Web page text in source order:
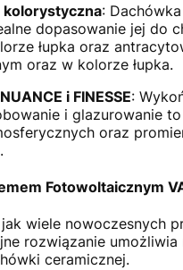
kolorystyczna:
dopasowanie jej do
łupka oraz
oraz w kolorze łupka.
i FINESSE:
i glazurowanie
oraz
Fotowoltaicznym
jak wiele nowoczesnych
rozwiązanie
ceramicznej.